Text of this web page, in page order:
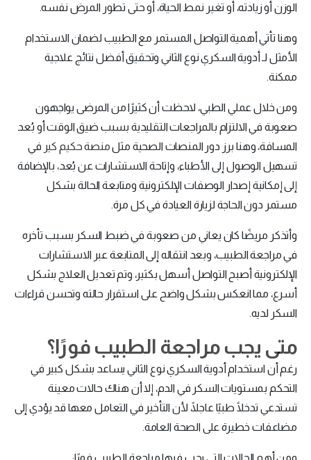
الوزن أو زيادته، أو تغير نمط الحياة، أو حتى تطور المرض نفسه.
وهنا تأتي أهمية التواصل المستمر مع الطبيب لضمان الاستخدام
الأمثل لـ أدوية السكري نوع الثاني وتحقيق أفضل نتائج علاجية
ممكنة.
ومن خلال عملي الطبي، لاحظت أن كثيرًا من المرضى يواجهون
صعوبة في الالتزام بالمراجعات التقليدية بسبب ضيق الوقت أو بُعد
المسافة، وهنا برز دور المنصات الصحية مثلمنصة حكيم كير في
تسهيل الوصول إلى الأطباء، وإتاحة الاستشارات عن بُعد، بالإضافة
إلى إمكانية إصدار الوصفات الإلكترونية ومتابعة الحالة بشكل
مستمر دون الحاجة لزيارة العيادة في كل مرة.
وأتذكر مريضًا كان يعاني من صعوبة في ضبط السكر بسبب تأخره
في مراجعة الطبيب، وبعد انتقاله إلى المتابعة عبر الاستشارات
الإلكترونية أصبح التواصل أسهل بكثير، وتم تعديل العلاج بشكل
أسرع، مما انعكس بشكل واضح على استقرار حالته وتحسن قراءات
السكر لديه.
متى يجب مراجعة الطبيب فورًا؟
رغم أن استخدام أدوية السكري نوع الثاني يساعد بشكل كبير في
التحكم بمستويات السكر في الدم، إلا أن هناك حالات معينة
تستدعي تدخلًا طبيًا عاجلًا، لأن التأخير في التعامل معها قد يؤدي إلى
مضاعفات خطيرة على الصحة العامة.
ومن أهم الحالات التي يجب فيها مراجعة الطبيب فورًا: